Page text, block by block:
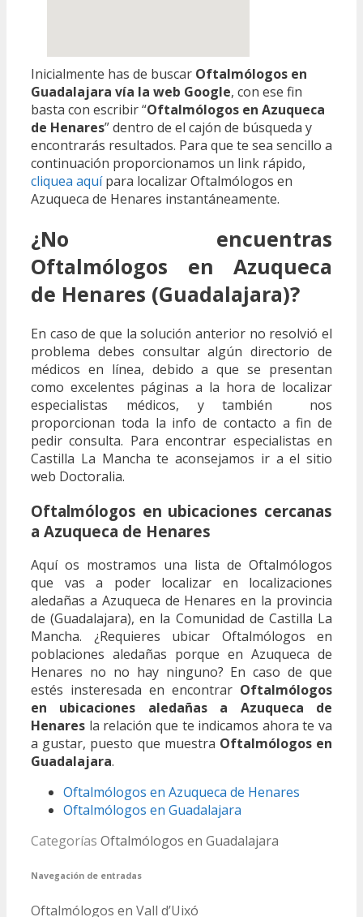
Inicialmente has de buscar Oftalmólogos en
Guadalajara vía la web Google, con ese fin
basta con escribir “Oftalmólogos en Azuqueca
de Henares” dentro de el cajón de búsqueda y
encontrarás resultados. Para que te sea sencillo a
continuación proporcionamos un link rápido,
cliquea aquípara localizar Oftalmólogos en
Azuqueca de Henares instantáneamente.
¿No encuentras
Oftalmólogos en Azuqueca
de Henares (Guadalajara)?
En caso de que la solución anterior no resolvió el
problema debes consultar algún directorio de
médicos en línea, debido a que se presentan
como excelentes páginas a la hora de localizar
especialistas médicos, y también nos
proporcionan toda la info de contacto a fin de
pedir consulta. Para encontrar especialistas en
Castilla La Mancha te aconsejamos ir a el sitio
web Doctoralia.
Oftalmólogos en ubicaciones cercanas
a Azuqueca de Henares
Aquí os mostramos una lista de Oftalmólogos
que vas a poder localizar en localizaciones
aledañas a Azuqueca de Henares en la provincia
de (Guadalajara), en la Comunidad de Castilla La
Mancha. ¿Requieres ubicar Oftalmólogos en
poblaciones aledañas porque en Azuqueca de
Henares no no hay ninguno? En caso de que
estés insteresada en encontrar Oftalmólogos
en ubicaciones aledañas a Azuqueca de
Henares la relación que te indicamos ahora te va
a gustar, puesto que muestra Oftalmólogos en
Guadalajara.
Oftalmólogos en Azuqueca de Henares
Oftalmólogos en Guadalajara
Categorías Oftalmólogos en Guadalajara
Navegación de entradas
Oftalmólogos en Vall d’Uixó